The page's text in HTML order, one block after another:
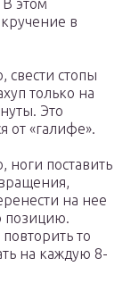
этом
в
свести стопы
только на
Это
от «галифе».
ноги поставить
на нее
позицию.
то
на каждую 8-